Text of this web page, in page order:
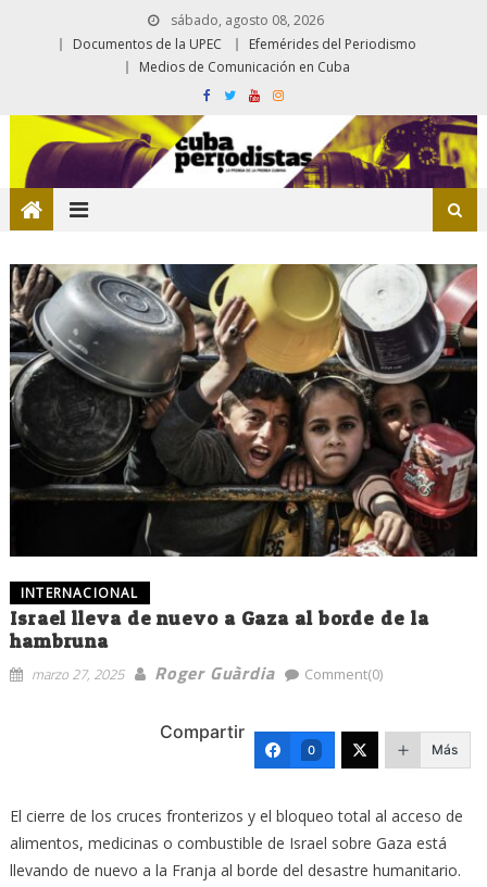
sábado, agosto 08, 2026
Documentos de la UPEC
Efemérides del Periodismo
Medios de Comunicación en Cuba
INTERNACIONAL
Israel lleva de nuevo a Gaza al borde de la
hambruna
marzo 27, 2025 Roger Guàrdia Comment(0)
Compartir
0 Más
El cierre de los cruces fronterizos y el bloqueo total al acceso de
alimentos, medicinas o combustible de Israel sobre Gaza está
llevando de nuevo a la Franja al borde del desastre humanitario.